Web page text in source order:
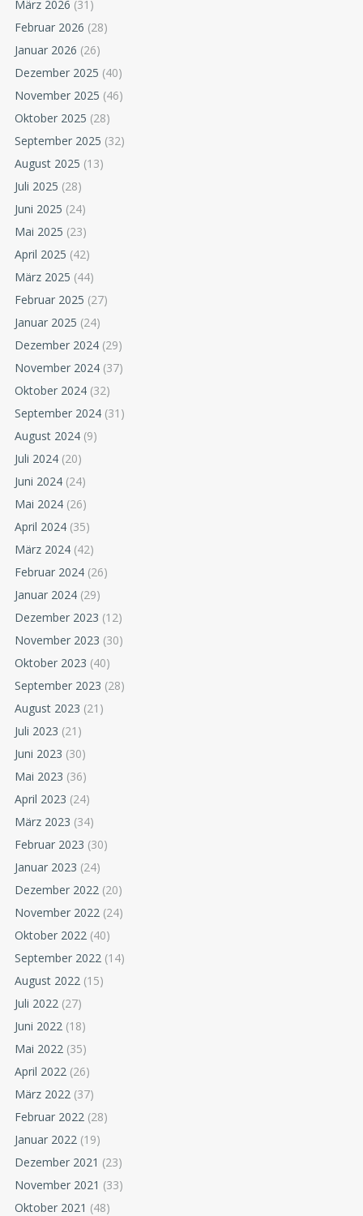
März 2026 (31)
Februar 2026 (28)
Januar 2026 (26)
Dezember 2025 (40)
November 2025 (46)
Oktober 2025 (28)
September 2025 (32)
August 2025 (13)
Juli 2025 (28)
Juni 2025 (24)
Mai 2025 (23)
April 2025 (42)
März 2025 (44)
Februar 2025 (27)
Januar 2025 (24)
Dezember 2024 (29)
November 2024 (37)
Oktober 2024 (32)
September 2024 (31)
August 2024 (9)
Juli 2024 (20)
Juni 2024 (24)
Mai 2024 (26)
April 2024 (35)
März 2024 (42)
Februar 2024 (26)
Januar 2024 (29)
Dezember 2023 (12)
November 2023 (30)
Oktober 2023 (40)
September 2023 (28)
August 2023 (21)
Juli 2023 (21)
Juni 2023 (30)
Mai 2023 (36)
April 2023 (24)
März 2023 (34)
Februar 2023 (30)
Januar 2023 (24)
Dezember 2022 (20)
November 2022 (24)
Oktober 2022 (40)
September 2022 (14)
August 2022 (15)
Juli 2022 (27)
Juni 2022 (18)
Mai 2022 (35)
April 2022 (26)
März 2022 (37)
Februar 2022 (28)
Januar 2022 (19)
Dezember 2021 (23)
November 2021 (33)
Oktober 2021 (48)